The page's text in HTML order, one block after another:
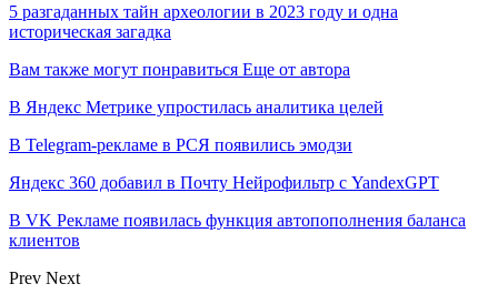
5 разгаданных тайн археологии в 2023 году и одна
историческая загадка
Вам также могут понравиться Еще от автора
В Яндекс Метрике упростилась аналитика целей
В Telegram-рекламе в РСЯ появились эмодзи
Яндекс 360 добавил в Почту Нейрофильтр с YandexGPT
В VK Рекламе появилась функция автопополнения баланса
клиентов
Prev Next